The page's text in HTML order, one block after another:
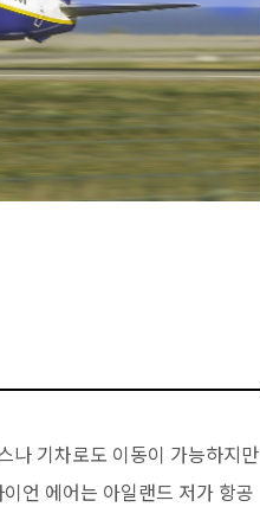
나 기차로도 이동이 가능하지만
언 에어는 아일랜드 저가 항공